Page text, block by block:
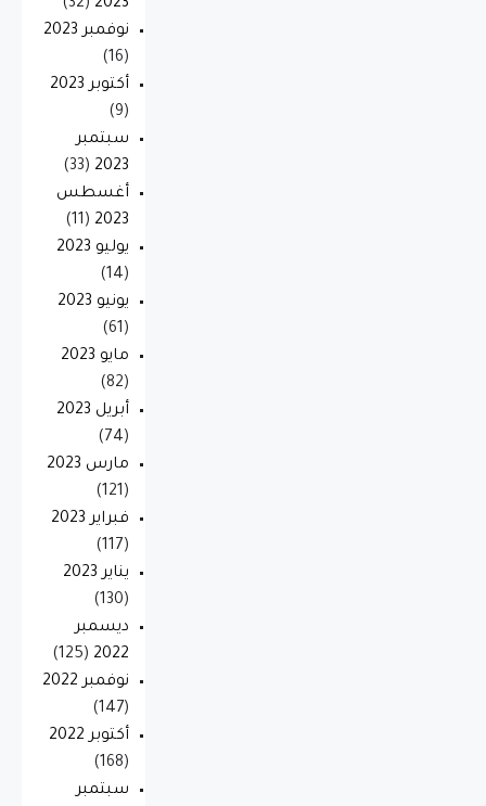
2023
(32)
نوفمبر 2023
(16)
أكتوبر 2023
(9)
سبتمبر
2023
(33)
أغسطس
2023
(11)
يوليو 2023
(14)
يونيو 2023
(61)
مايو 2023
(82)
أبريل 2023
(74)
مارس 2023
(121)
فبراير 2023
(117)
يناير 2023
(130)
ديسمبر
2022
(125)
نوفمبر 2022
(147)
أكتوبر 2022
(168)
سبتمبر